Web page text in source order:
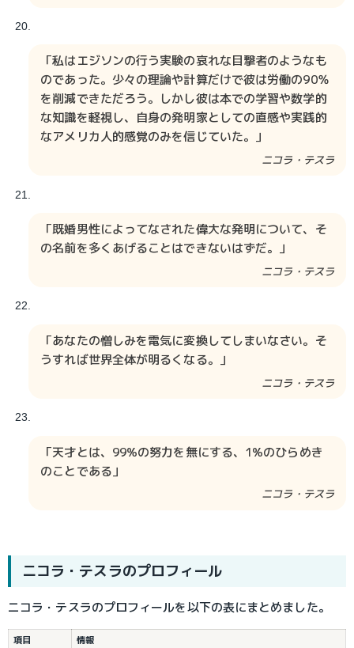
「私はエジソンの行う実験の哀れな目撃者のようなも
のであった。少々の理論や計算だけで彼は労働の90％
を削減できただろう。しかし彼は本での学習や数学的
な知識を軽視し、自身の発明家としての直感や実践的
なアメリカ人的感覚のみを信じていた。」
ニコラ・テスラ​​
「既婚男性によってなされた偉大な発明について、そ
の名前を多くあげることはできないはずだ。」
ニコラ・テスラ​​
「あなたの憎しみを電気に変換してしまいなさい。そ
うすれば世界全体が明るくなる。」
ニコラ・テスラ​​
「天才とは、99%の努力を無にする、1%のひらめき
のことである」
ニコラ・テスラ​​
ニコラ・テスラのプロフィール
ニコラ・テスラのプロフィールを以下の表にまとめました。
項目
情報